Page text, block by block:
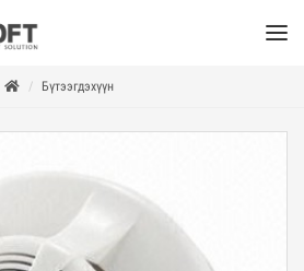
Бүтээгдэхүүн